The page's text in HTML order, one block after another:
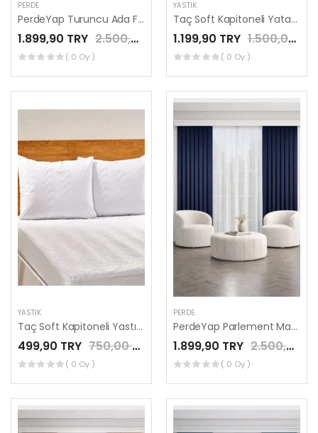
PERDE
PerdeYap Turuncu Ada Fon Perde Tek Kanat 1/3 Sık Pile
1.899,90 TRY 2.500,00 TRY
( 0 Oy )
YASTIK
Taç Soft Kapitoneli Yatak Alezi Fitted Lastikli Tek Kişilik
1.199,90 TRY 1.500,00 TRY
( 0 Oy )
YASTIK
Taç Soft Kapitoneli Yastık Alezi
499,90 TRY 750,00 TRY
( 0 Oy )
PERDE
PerdeYap Parlement Mavisi Ada Fon Perde Tek Kanat 1/3 Sık Pile
1.899,90 TRY 2.500,00 TRY
( 0 Oy )